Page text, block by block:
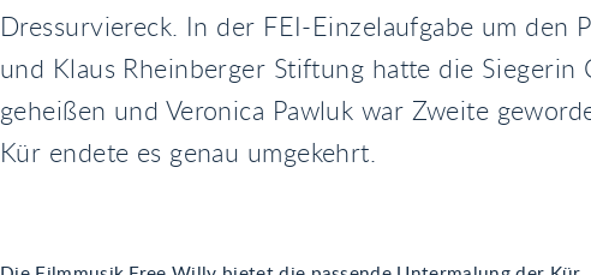
Dressurviereck. In der FEI-Einzelaufgabe um den
und Klaus Rheinberger Stiftung hatte die Siegerin
geheißen und Veronica Pawluk war Zweite
Kür endete es genau umgekehrt.